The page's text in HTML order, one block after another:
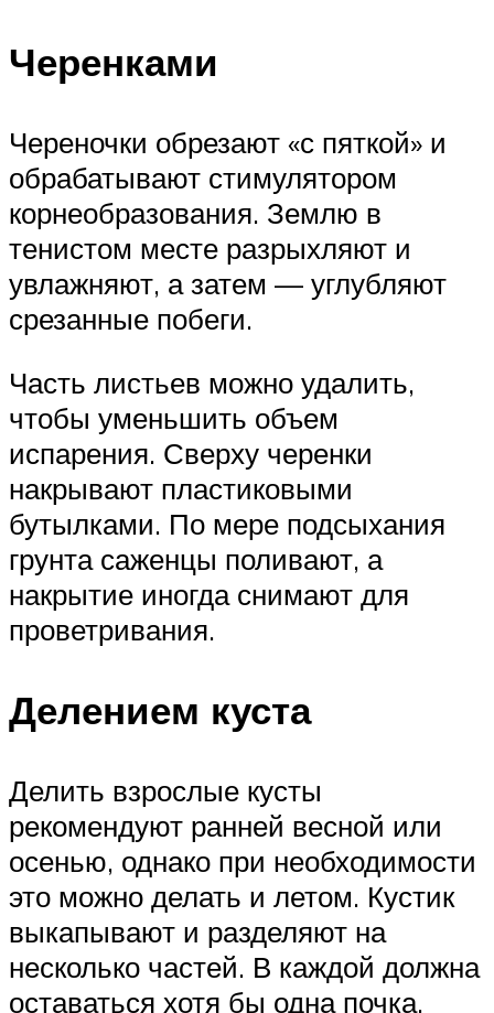
Черенками
Череночки обрезают «с пяткой» и
обрабатывают стимулятором
корнеобразования. Землю в
тенистом месте разрыхляют и
увлажняют, а затем — углубляют
срезанные побеги.
Часть листьев можно удалить,
чтобы уменьшить объем
испарения. Сверху черенки
накрывают пластиковыми
бутылками. По мере подсыхания
грунта саженцы поливают, а
накрытие иногда снимают для
проветривания.
Делением куста
Делить взрослые кусты
рекомендуют ранней весной или
осенью, однако при необходимости
это можно делать и летом. Кустик
выкапывают и разделяют на
несколько частей. В каждой должна
оставаться хотя бы одна почка.